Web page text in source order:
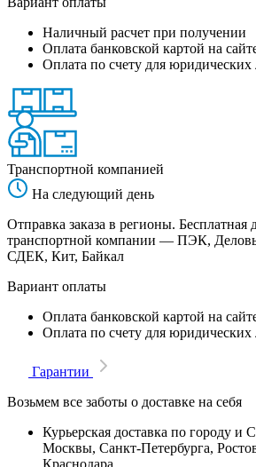
Наличный расчет при получении
Оплата банковской картой на
Оплата по счету для юридических
Транспортной компанией
На следующий день
Отправка заказа в регионы. Бесплатная
транспортной компании — ПЭК,
СДЕК, Кит, Байкал
Вариант оплаты
Оплата банковской картой на
Оплата по счету для юридических
Гарантии
Возьмем все заботы о доставке на себя
Курьерская доставка по городу и
Москвы, Санкт-Петербурга,
Краснодара